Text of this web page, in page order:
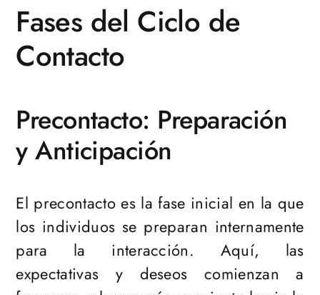
Fases del Ciclo de
Contacto
Precontacto: Preparación
y Anticipación
El precontacto es la fase inicial en la que
los individuos se preparan internamente
para la interacción. Aquí, las
expectativas y deseos comienzan a